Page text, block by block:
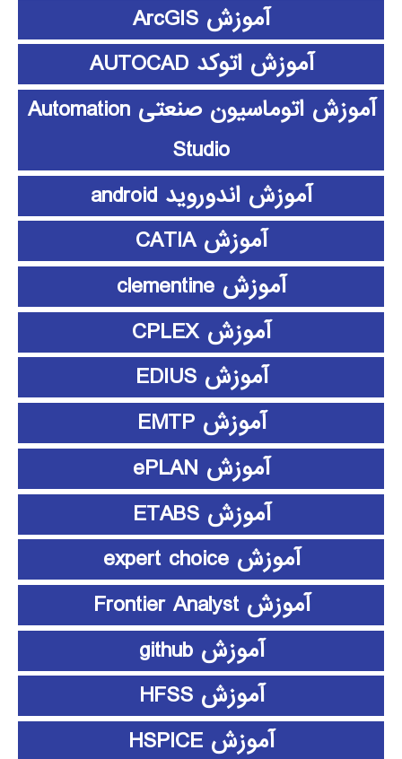
آموزش ArcGIS
آموزش اتوکد AUTOCAD
آموزش اتوماسیون صنعتی Automation
Studio
آموزش اندوروید android
آموزش CATIA
آموزش clementine
آموزش CPLEX
آموزش EDIUS
آموزش EMTP
آموزش ePLAN
آموزش ETABS
آموزش expert choice
آموزش Frontier Analyst
آموزش github
آموزش HFSS
آموزش HSPICE